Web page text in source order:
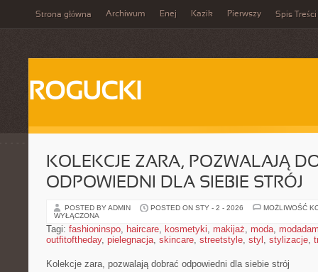
Strona główna Archiwum Enej Kazik Pierwszy Spis Treści
ROGUCKI
KOLEKCJE ZARA, POZWALAJĄ
ODPOWIEDNI DLA SIEBIE STRÓJ
POSTED BY ADMIN POSTED ON STY - 2 - 2026
MOŻLIWOŚĆ
WYŁĄCZONA
Tagi: fashioninspo, haircare, kosmetyki, makijaż, moda,
outfitoftheday, pielegnacja, skincare, streetstyle, styl , stylizacje,
Kolekcje zara, pozwalają dobrać odpowiedni dla siebie strój